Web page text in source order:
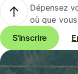
Dépensez
où que
S'inscrire